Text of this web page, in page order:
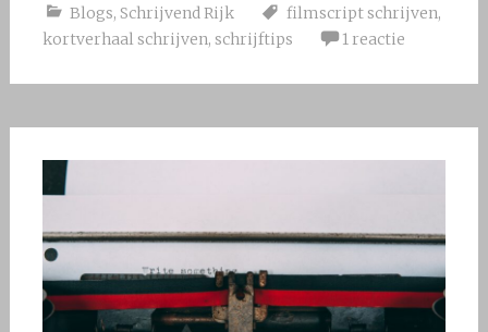
Blogs, Schrijvend Rijk filmscript schrijven,
kortverhaal schrijven, schrijftips 1 reactie